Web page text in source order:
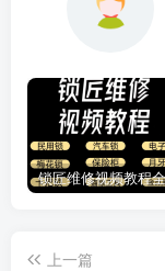
上一篇